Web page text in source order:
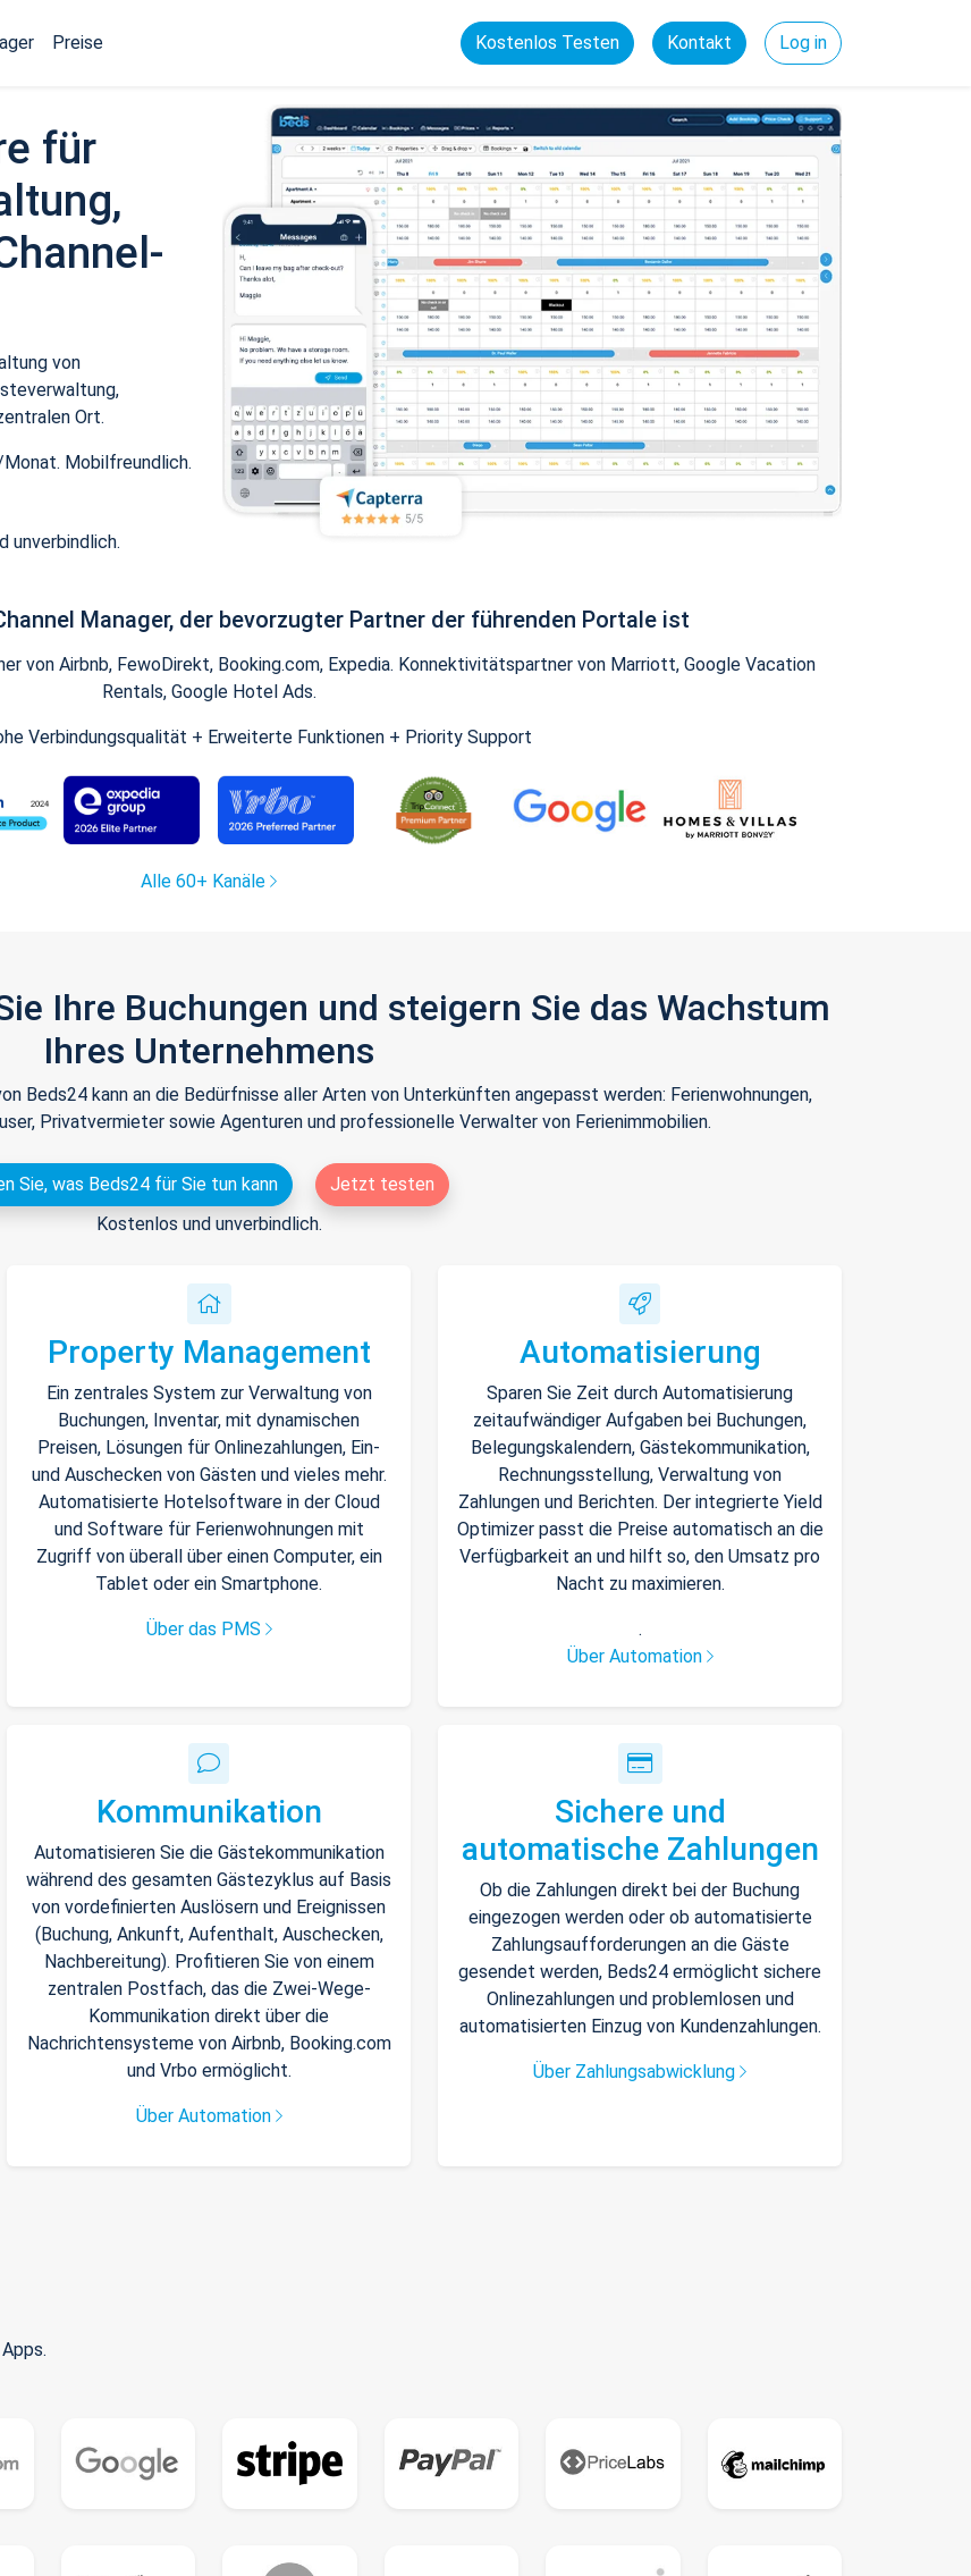
Preise Kostenlos Testen Kontakt Log in
für
von
Ort.
Mobilfreundlich.
unverbindlich.
Manager, der bevorzugter Partner der führenden Portale ist
von Airbnb, FewoDirekt, Booking.com, Expedia. Konnektivitätspartner von Marriott, Google Vacation
Rentals, Google Hotel Ads.
Verbindungsqualität + Erweiterte Funktionen + Priority Support
Alle 60+ Kanäle
Ihre Buchungen und steigern Sie das Wachstum
Ihres Unternehmens
Beds24 kann an die Bedürfnisse aller Arten von Unterkünften angepasst werden: Ferienwohnungen,
Privatvermieter sowie Agenturen und professionelle Verwalter von Ferienimmobilien.
Sie, was Beds24 für Sie tun kann
Jetzt testen
Kostenlos und unverbindlich.
Property Management
Ein zentrales System zur Verwaltung von
Buchungen, Inventar, mit dynamischen
Preisen, Lösungen für Onlinezahlungen, Ein-
und Auschecken von Gästen und vieles mehr.
Automatisierte Hotelsoftware in der Cloud
und Software für Ferienwohnungen mit
Zugriff von überall über einen Computer, ein
Tablet oder ein Smartphone.
Über das PMS
Automatisierung
Sparen Sie Zeit durch Automatisierung
zeitaufwändiger Aufgaben bei Buchungen,
Belegungskalendern, Gästekommunikation,
Rechnungsstellung, Verwaltung von
Zahlungen und Berichten. Der integrierte Yield
Optimizer passt die Preise automatisch an die
Verfügbarkeit an und hilft so, den Umsatz pro
Nacht zu maximieren.
.
Über Automation
Kommunikation
Automatisieren Sie die Gästekommunikation
während des gesamten Gästezyklus auf Basis
von vordefinierten Auslösern und Ereignissen
(Buchung, Ankunft, Aufenthalt, Auschecken,
Nachbereitung). Profitieren Sie von einem
zentralen Postfach, das die Zwei-Wege-
Kommunikation direkt über die
Nachrichtensysteme von Airbnb, Booking.com
und Vrbo ermöglicht.
Über Automation
Sichere und
automatische Zahlungen
Ob die Zahlungen direkt bei der Buchung
eingezogen werden oder ob automatisierte
Zahlungsaufforderungen an die Gäste
gesendet werden, Beds24 ermöglicht sichere
Onlinezahlungen und problemlosen und
automatisierten Einzug von Kundenzahlungen.
Über Zahlungsabwicklung